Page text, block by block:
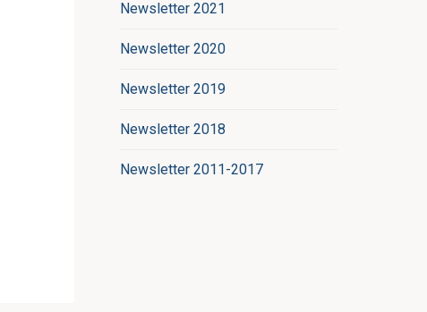
Newsletter 2021
Newsletter 2020
Newsletter 2019
Newsletter 2018
Newsletter 2011-2017